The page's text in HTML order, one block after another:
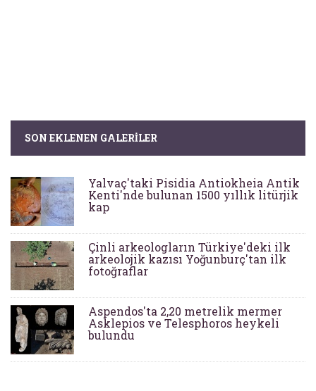
SON EKLENEN GALERILER
Yalvaç'taki Pisidia Antiokheia Antik
Kenti'nde bulunan 1500 yıllık litürjik
kap
Çinli arkeologların Türkiye'deki ilk
arkeolojik kazısı Yoğunburç'tan ilk
fotoğraflar
Aspendos'ta 2,20 metrelik mermer
Asklepios ve Telesphoros heykeli
bulundu